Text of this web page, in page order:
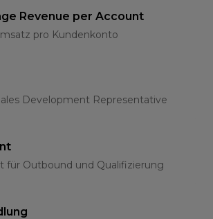
Revenue per Account
pro Kundenkonto
Development Representative
für Outbound und Qualifizierung